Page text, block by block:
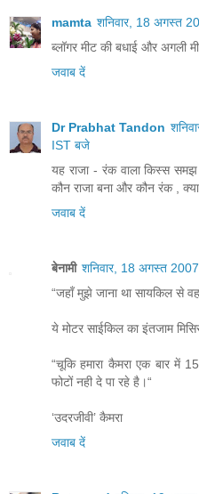
mamta शनिवार, 18 अगस्त
ब्लॉगर मीट की बधाई और अगली
जवाब दें
Dr Prabhat Tandon
IST बजे
यह राजा - रंक वाला किस्स
कौन राजा बना और कौन रंक ,
जवाब दें
बेनामी शनिवार, 18 अगस्त
“जहॉं मुझे जाना था सायकिल से
ये मोटर साईकिल का इंतजाम
“चूकि हमारा कैमरा एक बार में
फोटों नही दे पा रहे है।“
‘उदरजीवी’ कैमरा
जवाब दें